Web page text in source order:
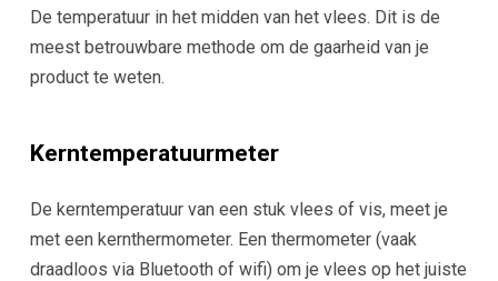
De temperatuur in het midden van het vlees. Dit is de
meest betrouwbare methode om de gaarheid van je
product te weten.
Kerntemperatuurmeter
De kerntemperatuur van een stuk vlees of vis, meet je
met een kernthermometer. Een thermometer (vaak
draadloos via Bluetooth of wifi) om je vlees op het juiste